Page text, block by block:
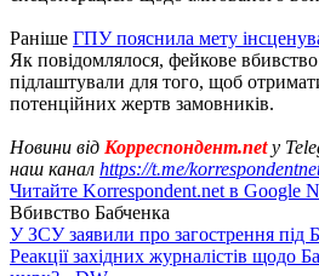
Раніше ГПУ пояснила мету
Як повідомлялося, фейкове
підлаштували для того, щоб
потенційних жертв замовників.
Новини від Корреспондент.netу
наш канал https://t.me/
Читайте Korrespondent.net в Google
Вбивство Бабченка
У ЗСУ заявили про загострення під
Реакції західних журналістів щодо